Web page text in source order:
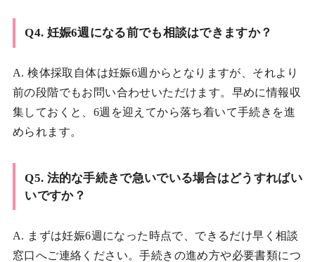
Q4. 妊娠6週になる前でも相談はできますか？
A. 検体採取自体は妊娠6週からとなりますが、それより
前の段階でもお問い合わせいただけます。早めに情報収
集しておくと、6週を迎えてから落ち着いて手続きを進
められます。
Q5. 法的な手続きで急いでいる場合はどうすればい
いですか？
A. まずは妊娠6週になった時点で、できるだけ早く相談
窓口へご連絡ください。手続きの進め方や必要書類につ